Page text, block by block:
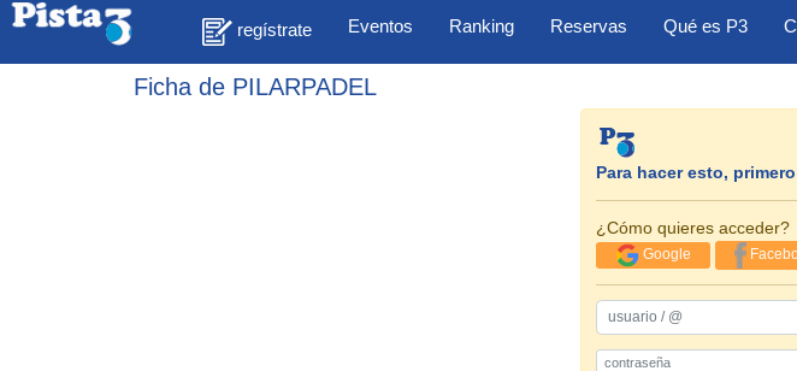
regístrate Eventos Ranking Reservas Qué es P3
Ficha de PILARPADEL
Para hacer esto,
¿Cómo quieres acceder?
Google
usuario / @
Password